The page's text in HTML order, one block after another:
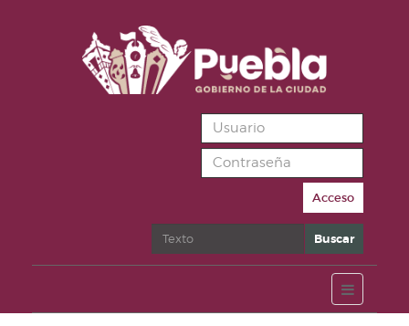
Acceso
Buscar Buscar